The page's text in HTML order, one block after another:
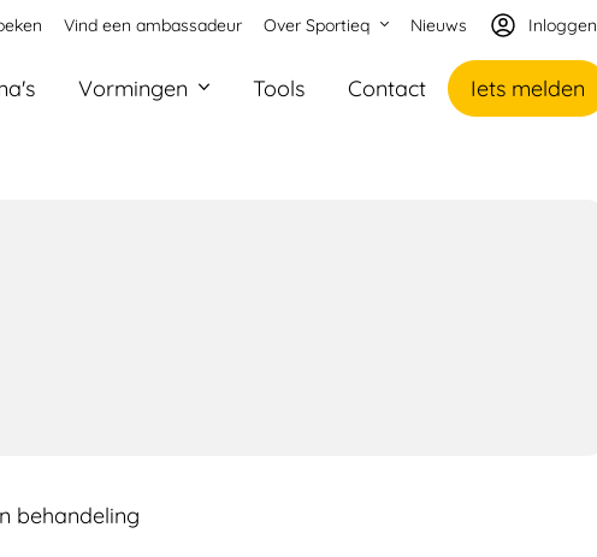
Vormingen Tools Contact Iets melden
Vind een ambassadeur Over Sportieq Nieuws Inloggen
behandeling